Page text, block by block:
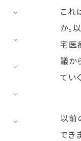
これ
か。
宅医
議か
てい
以前
でき